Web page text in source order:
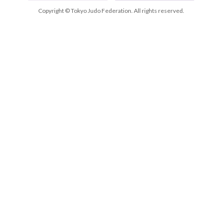
Copyright © Tokyo Judo Federation. All rights reserved.